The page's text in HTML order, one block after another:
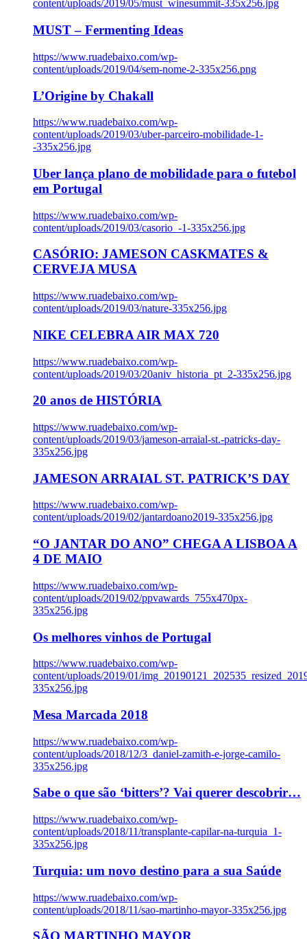
content/uploads/2019/05/must_winesummit-335x256.jpg
MUST – Fermenting Ideas
https://www.ruadebaixo.com/wp-
content/uploads/2019/04/sem-nome-2-335x256.png
L’Origine by Chakall
https://www.ruadebaixo.com/wp-
content/uploads/2019/03/uber-parceiro-mobilidade-1-
-335x256.jpg
Uber lança plano de mobilidade para o futebol
em Portugal
https://www.ruadebaixo.com/wp-
content/uploads/2019/03/casorio_-1-335x256.jpg
CASÓRIO: JAMESON CASKMATES &
CERVEJA MUSA
https://www.ruadebaixo.com/wp-
content/uploads/2019/03/nature-335x256.jpg
NIKE CELEBRA AIR MAX 720
https://www.ruadebaixo.com/wp-
content/uploads/2019/03/20aniv_historia_pt_2-335x256.jpg
20 anos de HISTÓRIA
https://www.ruadebaixo.com/wp-
content/uploads/2019/03/jameson-arraial-st.-patricks-day-
335x256.jpg
JAMESON ARRAIAL ST. PATRICK’S DAY
https://www.ruadebaixo.com/wp-
content/uploads/2019/02/jantardoano2019-335x256.jpg
“O JANTAR DO ANO” CHEGA A LISBOA A
4 DE MAIO
https://www.ruadebaixo.com/wp-
content/uploads/2019/02/ppvawards_755x470px-
335x256.jpg
Os melhores vinhos de Portugal
https://www.ruadebaixo.com/wp-
content/uploads/2019/01/
335x256.jpg
Mesa Marcada 2018
https://www.ruadebaixo.com/wp-
content/uploads/2018/12/3_daniel-zamith-e-jorge-camilo-
335x256.jpg
Sabe o que são ‘bitters’? Vai querer descobrir…
https://www.ruadebaixo.com/wp-
content/uploads/2018/11/transplante-capilar-na-turquia_1-
335x256.jpg
Turquia: um novo destino para a sua Saúde
https://www.ruadebaixo.com/wp-
content/uploads/2018/11/sao-martinho-mayor-335x256.jpg